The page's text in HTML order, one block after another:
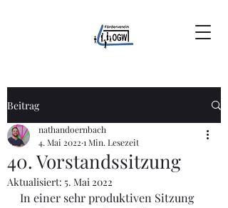
Beitrag
40. Vorstandssitzung
nathandoernbach
4. Mai 2022 1 Min. Lesezeit
Aktualisiert: 5. Mai 2022
In einer sehr produktiven Sitzung